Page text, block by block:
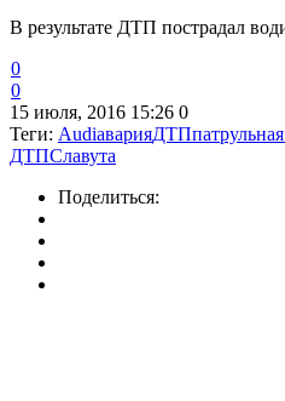
В результате ДТП пострадал
0
0
15 июля, 2016 15:26 0
Теги: AudiаварияДТП
ДТПСлавута
Поделиться: